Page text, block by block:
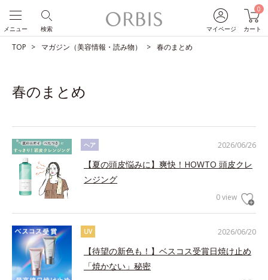
マイページ
0
カート
検索
メニュー
TOP マガジン（美容情報・読み物） 春のまとめ
春のまとめ
2026/06/26
ヘア
【夏の頭皮悩みに】爽快！HOWTO 頭皮クレ
ンジング
0 view
2026/06/20
UV
【待望の新色も！】ベスコス受賞日焼け止め
「焼かない」秘密